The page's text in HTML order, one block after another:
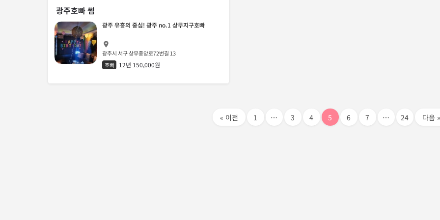
광주호빠 썸
광주 유흥의 중심! 광주 no.1 상무지구호빠
광주시 서구 상무중앙로72번길 13
호빠
12년 150,000원
« 이전 1 … 3 4 5 6 7 … 24 다음 »